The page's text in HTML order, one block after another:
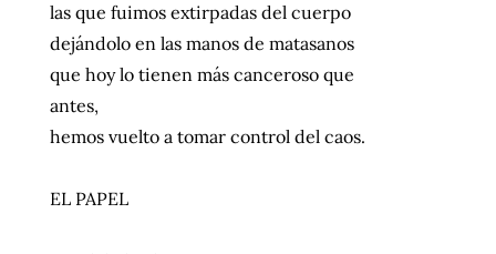
las que fuimos extirpadas del cuerpo
dejándolo en las manos de matasanos
que hoy lo tienen más canceroso que
antes,
hemos vuelto a tomar control del caos.
EL PAPEL